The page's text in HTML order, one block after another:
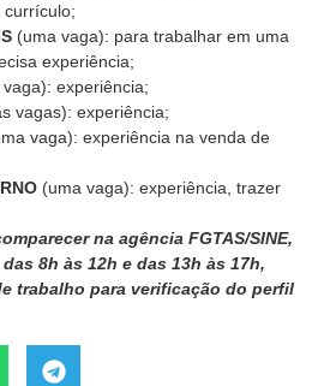
currículo;
(uma vaga): para trabalhar em uma
experiência;
vaga): experiência;
vagas): experiência;
vaga): experiência na venda de
(uma vaga): experiência, trazer
na agência FGTAS/SINE,
8h às 12h e das 13h às 17h,
trabalho para verificação do perfil